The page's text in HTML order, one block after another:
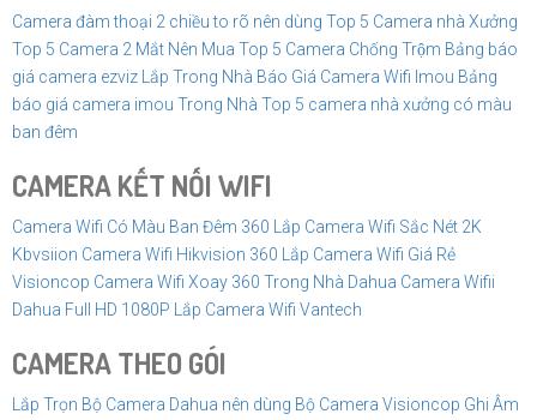
Camera đàm thoại 2 chiều to rõ nên dùng Top 5 Camera nhà Xưởng
Top 5 Camera 2 Mắt Nên Mua Top 5 Camera Chống Trộm Bảng báo
giá camera ezviz Lắp Trong Nhà Báo Giá Camera Wifi Imou Bảng
báo giá camera imou Trong Nhà Top 5 camera nhà xưởng có màu
ban đêm
CAMERA KẾT NỐI WIFI
Camera Wifi Có Màu Ban Đêm 360 Lắp Camera Wifi Sắc Nét 2K
Kbvsiion Camera Wifi Hikvision 360 Lắp Camera Wifi Giá Rẻ
Visioncop Camera Wifi Xoay 360 Trong Nhà Dahua Camera Wifii
Dahua Full HD 1080P Lắp Camera Wifi Vantech
CAMERA THEO GÓI
Lắp Trọn Bộ Camera Dahua nên dùng Bộ Camera Visioncop Ghi Âm